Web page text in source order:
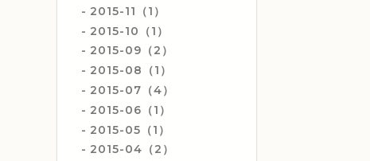
2015-11（1）
2015-10（1）
2015-09（2）
2015-08（1）
2015-07（4）
2015-06（1）
2015-05（1）
2015-04（2）